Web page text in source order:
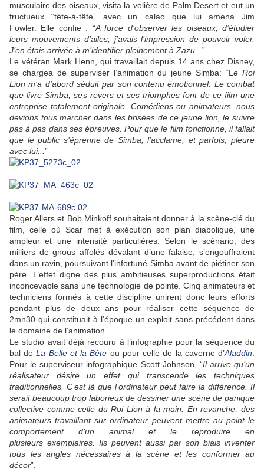
musculaire des oiseaux, visita la volière de Palm Desert et eut un
fructueux “tête-à-tête” avec un calao que lui amena Jim
Fowler. Elle confie : “A force d’observer les oiseaux, d’étudier
leurs mouvements d’ailes, j’avais l’impression de pouvoir voler.
J’en étais arrivée à m’identifier pleinement à Zazu..
.”
Le vétéran Mark Henn, qui travaillait depuis 14 ans chez Disney,
se chargea de superviser l’animation du jeune Simba: “Le Roi
Lion m’a d’abord séduit par son contenu émotionnel. Le combat
que livre Simba, ses revers et ses triomphes font de ce film une
entreprise totalement originale. Comédiens ou animateurs, nous
devions tous marcher dans les brisées de ce jeune lion, le suivre
pas à pas dans ses épreuves. Pour que le film fonctionne, il fallait
que le public s’éprenne de Simba, l’acclame, et parfois, pleure
avec lui... ”
Roger Allers et Bob Minkoff souhaitaient donner à la scène-clé du
film, celle où Scar met à exécution son plan diabolique, une
ampleur et une intensité particulières. Selon le scénario, des
milliers de gnous affolés dévalant d’une falaise, s’engouffraient
dans un ravin, poursuivant l’infortuné Simba avant de piétiner son
père. L’effet digne des plus ambitieuses superproductions était
inconcevable sans une technologie de pointe. Cinq animateurs et
techniciens formés à cette discipline unirent donc leurs efforts
pendant plus de deux ans pour réaliser cette séquence de
2mn30 qui constituait à l’époque un exploit sans précédent dans
le domaine de l’animation.
Le studio avait déjà recouru à l’infographie pour la séquence du
bal deLa Belle et la Bête ou pour celle de la caverne d’Aladdin
Pour le superviseur infographique Scott Johnson, “Il arrive qu’un
réalisateur désire un effet qui transcende les techniques
traditionnelles. C’est là que l’ordinateur peut faire la différence. Il
serait beaucoup trop laborieux de dessiner une scène de panique
collective comme celle du Roi Lion à la main. En revanche, des
animateurs travaillant sur ordinateur peuvent mettre au point le
comportement d’un animal et le reproduire en
plusieurs exemplaires. Ils peuvent aussi par son biais inventer
tous les angles nécessaires à la scène et les conformer au
décor”.